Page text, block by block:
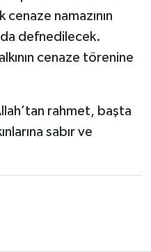
cenaze namazının
defnedilecek.
cenaze törenine
rahmet, başta
sabır ve